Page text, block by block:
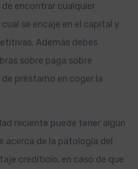
encontrar cualquier
se encaje en el capital y
Además debes
sobre paga sobre
préstamo en coger la
reciente puede tener algún
acerca de la patologí­a del
crediticio, en caso de que